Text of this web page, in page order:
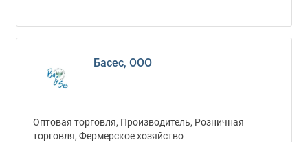
Басес, ООО
Оптовая торговля, Производитель, Розничная
торговля, Фермерское хозяйство